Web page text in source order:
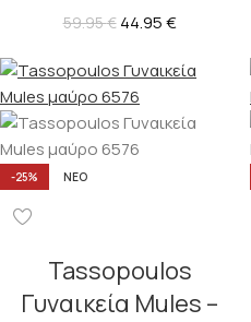
59.95€ 44.95€
-25% ΝΈΟ
Tassopoulos
Γυναικεία Mules –